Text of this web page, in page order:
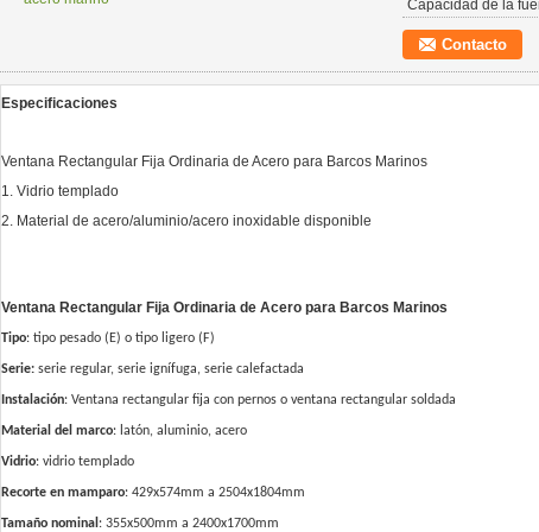
Capacidad de la
Contacto
Especificaciones
Ventana Rectangular Fija Ordinaria de Acero para Barcos Marinos
1. Vidrio templado
2. Material de acero/aluminio/acero inoxidable disponible
Ventana Rectangular Fija Ordinaria de Acero para Barcos Marinos
Tipo: tipo pesado (E) o tipo ligero (F)
Serie: serie regular, serie ignífuga, serie calefactada
Instalación: Ventana rectangular fija con pernos o ventana rectangular soldada
Material del marco: latón, aluminio, acero
Vidrio: vidrio templado
Recorte en mamparo: 429x574mm a 2504x1804mm
Tamaño nominal : 355x500mm a 2400x1700mm